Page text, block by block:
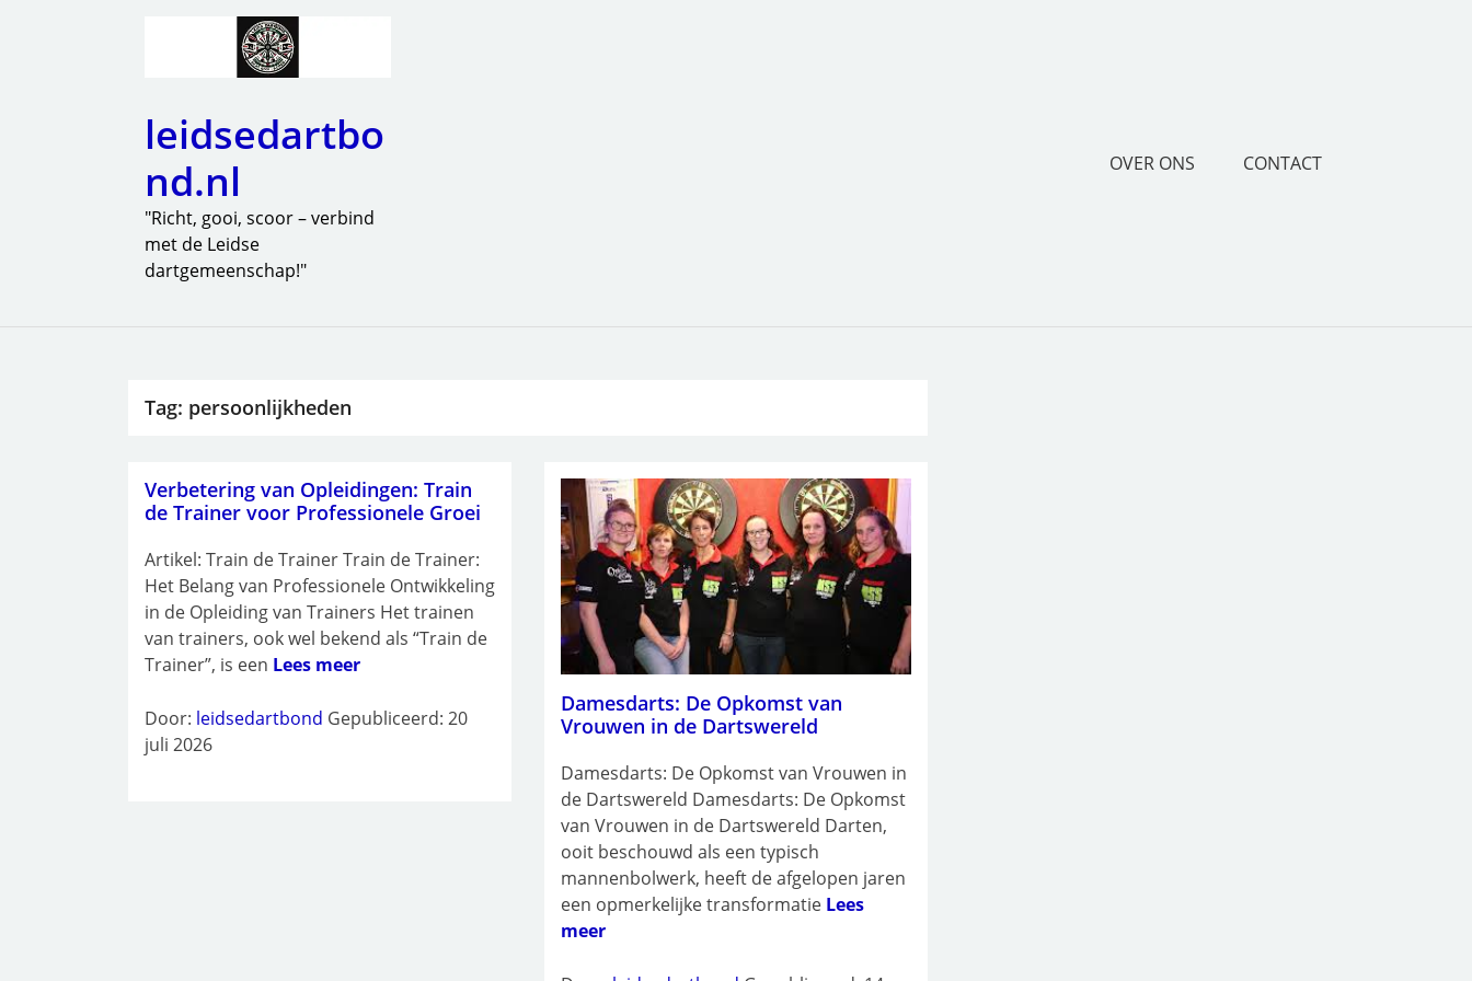
leidsedartbo
nd.nl
"Richt, gooi, scoor – verbind
met de Leidse
dartgemeenschap!"
OVER ONS CONTACT
Tag: persoonlijkheden
Verbetering van Opleidingen: Train
de Trainer voor Professionele Groei
Artikel: Train de Trainer Train de Trainer:
Het Belang van Professionele Ontwikkeling
in de Opleiding van Trainers Het trainen
van trainers, ook wel bekend als “Train de
Trainer”, is een Lees meer
Door: leidsedartbond Gepubliceerd: 20
juli 2026
Damesdarts: De Opkomst van
Vrouwen in de Dartswereld
Damesdarts: De Opkomst van Vrouwen in
de Dartswereld Damesdarts: De Opkomst
van Vrouwen in de Dartswereld Darten,
ooit beschouwd als een typisch
mannenbolwerk, heeft de afgelopen jaren
een opmerkelijke transformatie Lees
meer